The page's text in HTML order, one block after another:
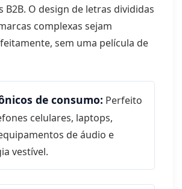
B2B. O design de letras divididas
complexas sejam
sem uma película de
de consumo: Perfeito
celulares, laptops,
de áudio e
vestível.